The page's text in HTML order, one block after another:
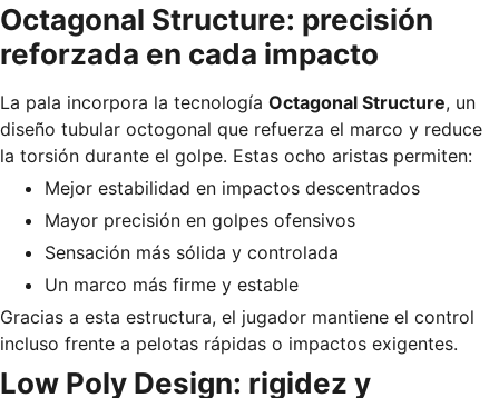
Octagonal Structure: precisión
reforzada en cada impacto
La pala incorpora la tecnología Octagonal Structure, un
diseño tubular octogonal que refuerza el marco y reduce
la torsión durante el golpe. Estas ocho aristas permiten:
Mejor estabilidad en impactos descentrados
Mayor precisión en golpes ofensivos
Sensación más sólida y controlada
Un marco más firme y estable
Gracias a esta estructura, el jugador mantiene el control
incluso frente a pelotas rápidas o impactos exigentes.
Low Poly Design: rigidez y